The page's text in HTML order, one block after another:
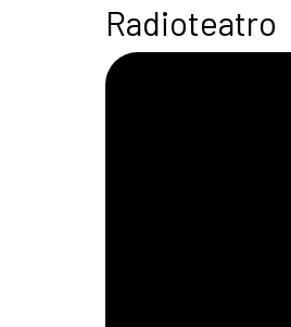
Radioteatro